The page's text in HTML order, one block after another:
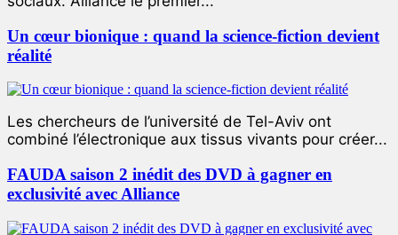
Un cœur bionique : quand la science-fiction devient
réalité
Les chercheurs de l’université de Tel-Aviv ont
combiné l’électronique aux tissus vivants pour créer...
FAUDA saison 2 inédit des DVD à gagner en
exclusivité avec Alliance